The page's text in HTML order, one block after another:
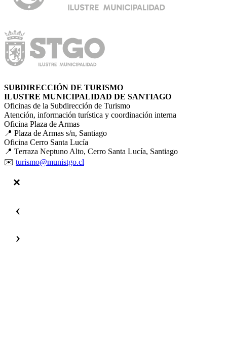
SUBDIRECCIÓN DE TURISMO
ILUSTRE MUNICIPALIDAD DE SANTIAGO
Oficinas de la Subdirección de Turismo
Atención, información turística y coordinación interna
Oficina Plaza de Armas
📍 Plaza de Armas s/n, Santiago
Oficina Cerro Santa Lucía
📍 Terraza Neptuno Alto, Cerro Santa Lucía, Santiago
✉️ turismo@munistgo.cl
‹
›